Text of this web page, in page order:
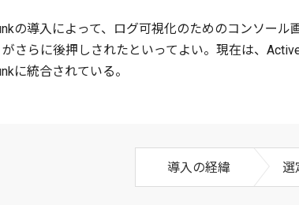
の導入によって、ログ可視化のためのコンソー
がさらに後押しされたといってよい。現在は、
に統合されている。
導入の経緯 選